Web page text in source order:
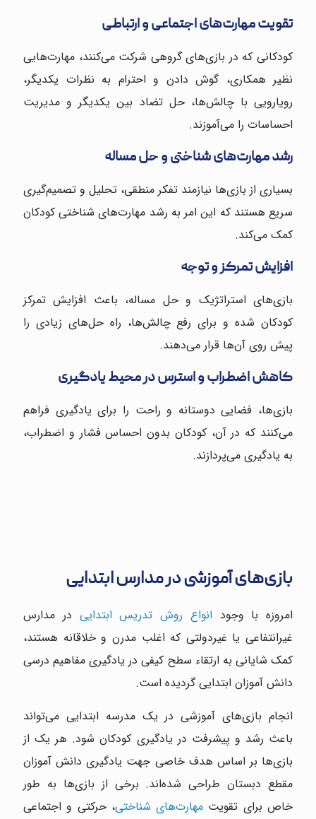
تقویت مهارت‌های اجتماعی و ارتباطی
کودکانی که در بازی‌های گروهی شرکت می‌کنند، مهارت‌هایی
نظیر همکاری، گوش دادن و احترام به نظرات یکدیگر،
رویارویی با چالش‌ها، حل تضاد بین یکدیگر و مدیریت
احساسات را می‌آموزند.
رشد مهارت‌های شناختی و حل مساله
بسیاری از بازی‌ها نیازمند تفکر منطقی، تحلیل و تصمیم‌گیری
سریع هستند که این امر به رشد مهارت‌های شناختی کودکان
کمک می‌کند.
افزایش تمرکز و توجه
بازی‌های استراتژیک و حل مساله، باعث افزایش تمرکز
کودکان شده و برای رفع چالش‌ها، راه حل‌های زیادی را
پیش روی آن‌ها قرار می‌دهند.
کاهش اضطراب و استرس در محیط یادگیری
بازی‌ها، فضایی دوستانه و راحت را برای یادگیری فراهم
می‌کنند که در آن، کودکان بدون احساس فشار و اضطراب،
به یادگیری می‌پردازند.
بازی‌های آموزشی در مدارس ابتدایی
امروزه با وجود انواع روش تدریس ابتدایی در مدارس
غیرانتفاعی یا غیردولتی که اغلب مدرن و خلاقانه هستند،
کمک شایانی به ارتقاء سطح کیفی در یادگیری مفاهیم درسی
دانش آموزان ابتدایی گردیده است.
انجام بازی‌های آموزشی در یک مدرسه ابتدایی می‌تواند
باعث رشد و پیشرفت در یادگیری کودکان شود. هر یک از
بازی‌ها بر اساس هدف خاصی جهت یادگیری دانش آموزان
مقطع دبستان طراحی شده‌اند. برخی از بازی‌ها به طور
خاص برای تقویت مهارت‌های شناختی، حرکتی و اجتماعی